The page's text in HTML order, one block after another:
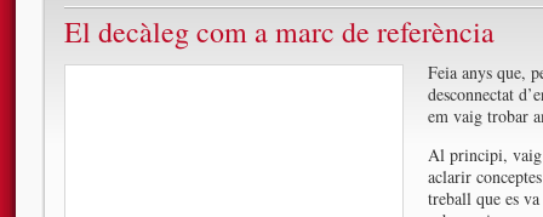
El decàleg com a marc de referència
Feia anys que,
desconnectat
em vaig trobar
Al principi, vaig
aclarir
treball que es